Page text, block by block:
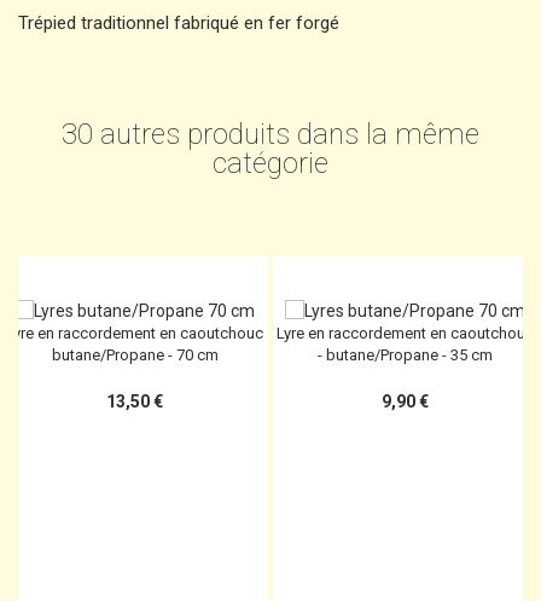
Trépied traditionnel fabriqué en fer forgé
30 autres produits dans la même
catégorie
Lyre en raccordement en caoutchouc
butane/Propane - 70 cm
13,50 €
Lyre en raccordement en caoutchouc
- butane/Propane - 35 cm
9,90 €